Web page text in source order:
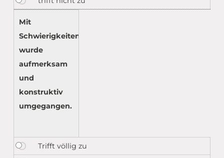
Mit
Schwierigkeiten
wurde
aufmerksam
und
konstruktiv
umgegangen.